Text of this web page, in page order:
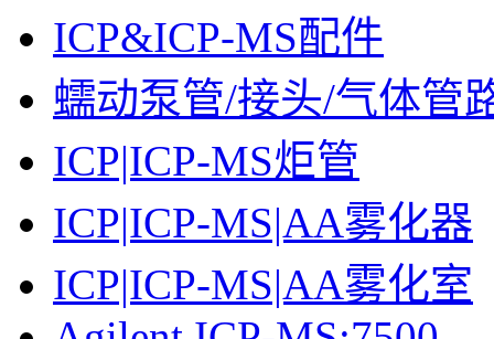
ICP&ICP-MS配件
蠕动泵管/接头/气体管
ICP|ICP-MS炬管
ICP|ICP-MS|AA雾化器
ICP|ICP-MS|AA雾化室